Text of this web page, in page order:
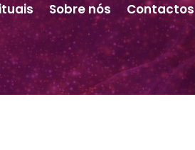
Sobre nós Contactos